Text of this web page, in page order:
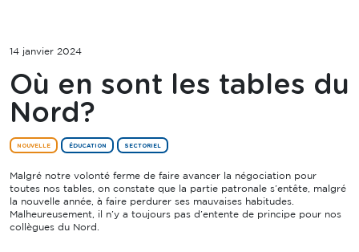
14 janvier 2024
Où en sont les tables du
Nord?
NOUVELLE ÉDUCATION SECTORIEL
Malgré notre volonté ferme de faire avancer la négociation pour
toutes nos tables, on constate que la partie patronale s’entête, malgré
la nouvelle année, à faire perdurer ses mauvaises habitudes.
Malheureusement, il n’y a toujours pas d’entente de principe pour nos
collègues du Nord.